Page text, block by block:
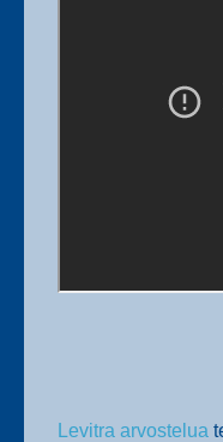
Levitra arvostelua